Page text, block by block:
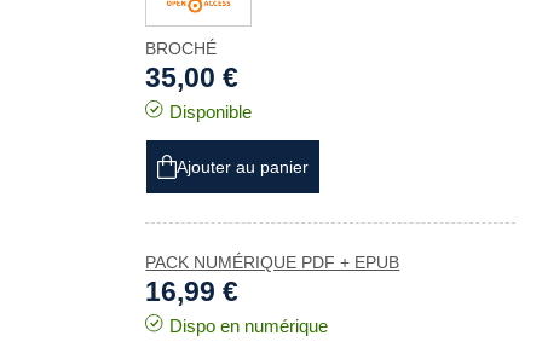
BROCHÉ
35,00 €
Disponible
Ajouter au panier
PACK NUMÉRIQUE PDF + EPUB
16,99 €
Dispo en numérique